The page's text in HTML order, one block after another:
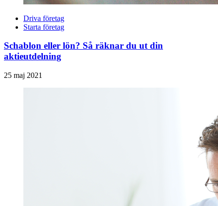
Driva företag
Starta företag
Schablon eller lön? Så räknar du ut din
aktieutdelning
25 maj 2021